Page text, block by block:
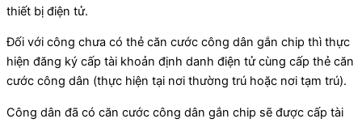
thiết bị điện tử.
Đối với công chưa có thẻ căn cước công dân gắn chip thì thực
hiện đăng ký cấp tài khoản định danh điện tử cùng cấp thẻ căn
cước công dân (thực hiện tại nơi thường trú hoặc nơi tạm trú).
Công dân đã có căn cước công dân gắn chip sẽ được cấp tài